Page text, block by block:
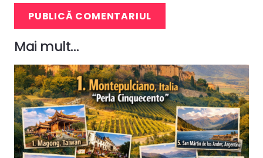
PUBLICĂ COMENTARIUL
Mai mult…